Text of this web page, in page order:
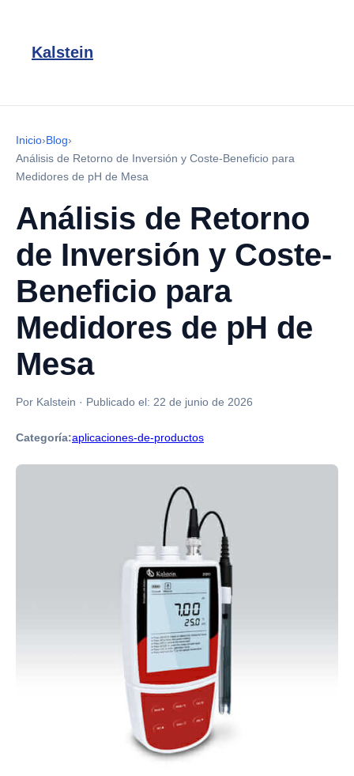
Kalstein
Inicio›Blog›
Análisis de Retorno de Inversión y Coste-Beneficio para
Medidores de pH de Mesa
Análisis de Retorno
de Inversión y Coste-
Beneficio para
Medidores de pH de
Mesa
Por Kalstein · Publicado el: 22 de junio de 2026
Categoría:aplicaciones-de-productos